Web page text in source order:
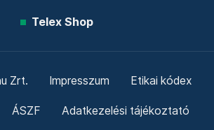
Telex Shop
Zrt. Impresszum Etikai kódex
ÁSZF Adatkezelési tájékoztató